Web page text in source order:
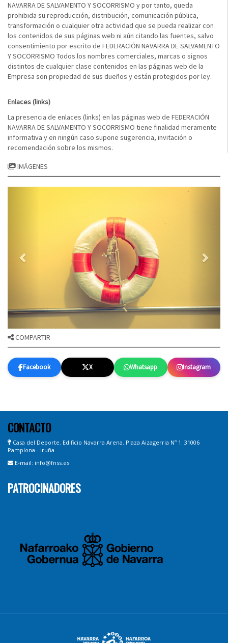
NAVARRA DE SALVAMENTO Y SOCORRISMO y por tanto, queda
prohibida su reproducción, distribución, comunicación pública,
transformación o cualquier otra actividad que se pueda realizar con
los contenidos de sus páginas web ni aún citando las fuentes, salvo
consentimiento por escrito de FEDERACIÓN NAVARRA DE SALVAMENTO
Y SOCORRISMO Todos los nombres comerciales, marcas o signos
distintos de cualquier clase contenidos en las páginas web de la
Empresa son propiedad de sus dueños y están protegidos por ley.
Enlaces (links)
La presencia de enlaces (links) en las páginas web de FEDERACIÓN
NAVARRA DE SALVAMENTO Y SOCORRISMO tiene finalidad meramente
informativa y en ningún caso supone sugerencia, invitación o
recomendación sobre los mismos.
IMÁGENES
COMPARTIR
Facebook X Whatsapp Instagram
CONTACTO
Casa del Deporte. Edificio Navarra Arena. Plaza Aizagerria Nº 1. 31006
Pamplona - Iruña
E-mail: info@fnss.es
PATROCINADORES